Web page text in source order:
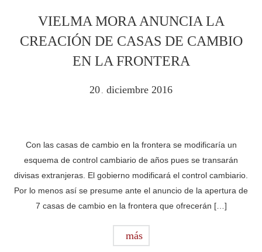
VIELMA MORA ANUNCIA LA
CREACIÓN DE CASAS DE CAMBIO
EN LA FRONTERA
20 . diciembre 2016
Con las casas de cambio en la frontera se modificaría un
esquema de control cambiario de años pues se transarán
divisas extranjeras. El gobierno modificará el control cambiario.
Por lo menos así se presume ante el anuncio de la apertura de
7 casas de cambio en la frontera que ofrecerán […]
más